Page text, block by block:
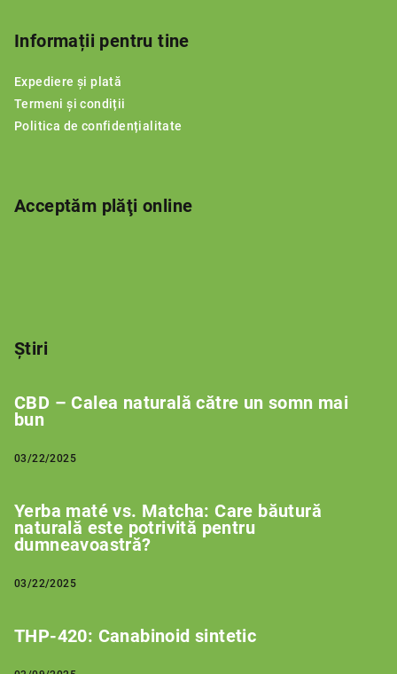
Informații pentru tine
Expediere și plată
Termeni și condiții
Politica de confidențialitate
Acceptăm plăţi online
Știri
CBD – Calea naturală către un somn mai
bun
03/22/2025
Yerba maté vs. Matcha: Care băutură
naturală este potrivită pentru
dumneavoastră?
03/22/2025
THP-420: Canabinoid sintetic